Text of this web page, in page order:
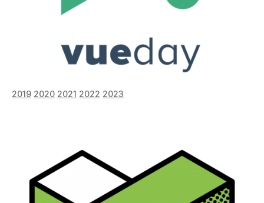
2019 2020 2021 2022 2023